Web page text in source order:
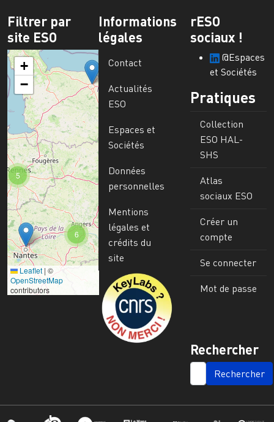
Filtrer par
site ESO
6
5
+
−
Leaflet | ©
OpenStreetMap
contributors
Informations
légales
Contact
Actualités
ESO
Espaces et
Sociétés
Données
personnelles
Mentions
légales et
crédits du
site
Image
rESO
sociaux !
@Espaces
et Sociétés
Pratiques
Collection
ESO HAL-
SHS
Atlas
sociaux ESO
Créer un
compte
Se connecter
Mot de passe
Rechercher
SEARCH